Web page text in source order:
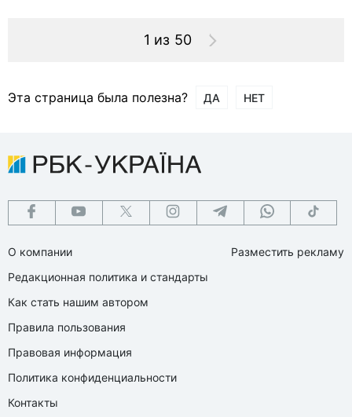
1 из 50
Эта страница была полезна? ДА НЕТ
О компании
Редакционная политика и стандарты
Как стать нашим автором
Правила пользования
Правовая информация
Политика конфиденциальности
Контакты
Разместить рекламу